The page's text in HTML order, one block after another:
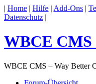
| Home | Hilfe | Add-Ons |
Datenschutz |
WBCE
WBCE CMS – Way Better